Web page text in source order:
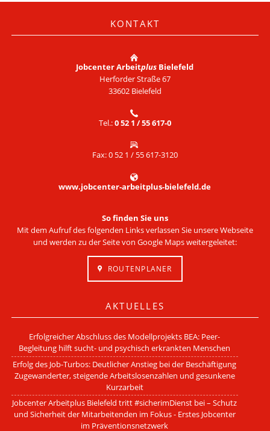
KONTAKT
Jobcenter Arbeitplus Bielefeld
Herforder Straße 67
33602 Bielefeld
Tel.:0 52 1 / 55 617-0
Fax: 0 52 1 / 55 617-3120
www.jobcenter-arbeitplus-bielefeld.de
So finden Sie uns
Mit dem Aufruf des folgenden Links verlassen Sie unsere Webseite
und werden zu der Seite von Google Maps weitergeleitet:
ROUTENPLANER
AKTUELLES
Erfolgreicher Abschluss des Modellprojekts BEA: Peer-
Begleitung hilft sucht- und psychisch erkrankten Menschen
Erfolg des Job-Turbos: Deutlicher Anstieg bei der Beschäftigung
Zugewanderter, steigende Arbeitslosenzahlen und gesunkene
Kurzarbeit
Jobcenter Arbeitplus Bielefeld tritt #sicherimDienst bei – Schutz
und Sicherheit der Mitarbeitenden im Fokus - Erstes Jobcenter
im Präventionsnetzwerk